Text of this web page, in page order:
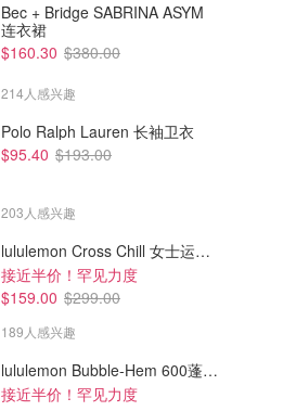
$47.22
adidas 运动鞋 黑色
Bec + Bridge SABRINA ASYM
连衣裙
$160.30 $380.00
214人感兴趣
Polo Ralph Lauren 长袖卫衣
$95.40 $193.00
203人感兴趣
lululemon Cross Chill 女士运动外套
接近半价！罕见力度
$159.00 $299.00
189人感兴趣
lululemon Bubble-Hem 600蓬松羽绒夹克
接近半价！罕见力度